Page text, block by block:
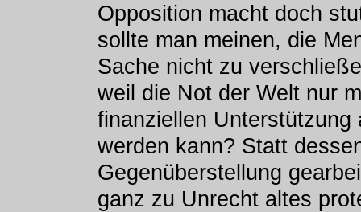
Opposition macht doch
sollte man meinen, die
Sache nicht zu
weil die Not der Welt nur
finanziellen Unterstützung
werden kann? Statt
Gegenüberstellung
ganz zu Unrecht altes